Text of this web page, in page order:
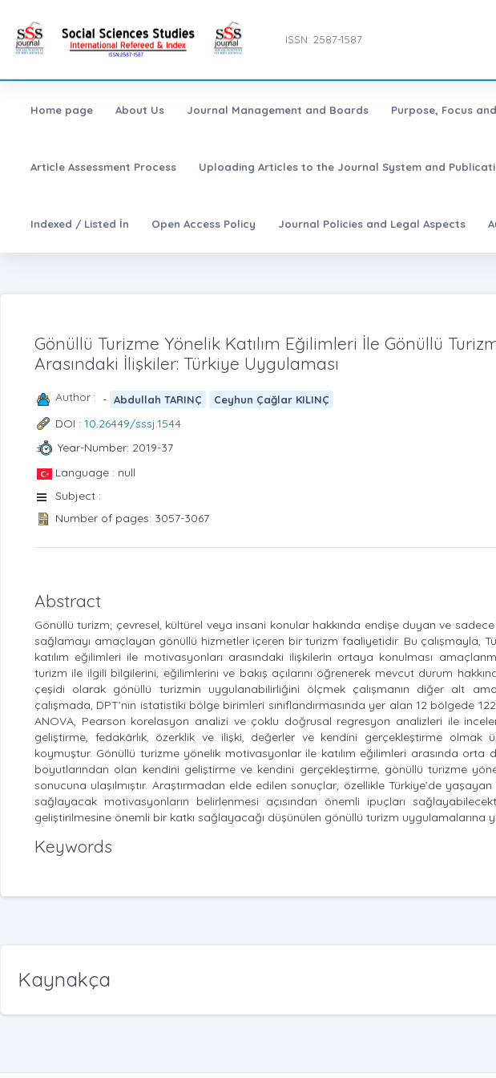
ISSN: 2587-1587
Home page About Us Journal Management and Boards Purpose, Focus
Article Assessment Process Uploading Articles to the Journal System and
Indexed / Listed İn Open Access Policy Journal Policies and Legal Aspects
Gönüllü Turizme Yönelik Katılım Eğilimleri İle Gönüllü
Arasındaki İlişkiler: Türkiye Uygulaması
Author : - Abdullah TARINÇ Ceyhun Çağlar KILINÇ
DOI : 10.26449/sssj.1544
Year-Number: 2019-37
Language : null
Subject :
Number of pages: 3057-3067
Abstract
Gönüllü turizm; çevresel, kültürel veya insani konular hakkında endişe duyan ve
sağlamayı amaçlayan gönüllü hizmetler içeren bir turizm faaliyetidir. Bu çalışmayla,
katılım eğilimleri ile motivasyonları arasındaki ilişkilerin ortaya konulması
turizm ile ilgili bilgilerini, eğilimlerini ve bakış açılarını öğrenerek mevcut durum
çeşidi olarak gönüllü turizmin uygulanabilirliğini ölçmek çalışmanın diğer alt
çalışmada, DPT’nın istatistiki bölge birimleri sınıflandırmasında yer alan 12 bölgede
ANOVA, Pearson korelasyon analizi ve çoklu doğrusal regresyon analizleri ile
geliştirme, fedakârlık, özerklik ve ilişki, değerler ve kendini gerçekleştirme olmak
koymuştur. Gönüllü turizme yönelik motivasyonlar ile katılım eğilimleri arasında orta
boyutlarından olan kendini geliştirme ve kendini gerçekleştirme, gönüllü turizme
sonucuna ulaşılmıştır. Araştırmadan elde edilen sonuçlar, özellikle Türkiye’de
sağlayacak motivasyonların belirlenmesi açısından önemli ipuçları
geliştirilmesine önemli bir katkı sağlayacağı düşünülen gönüllü turizm uygulamalarına
Keywords
Kaynakça